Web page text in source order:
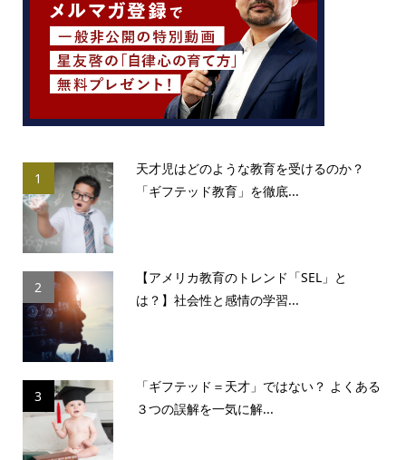
1
天才児はどのような教育を受けるのか？
「ギフテッド教育」を徹底...
2
【アメリカ教育のトレンド「SEL」と
は？】社会性と感情の学習...
3
「ギフテッド＝天才」ではない？ よくある
３つの誤解を一気に解...